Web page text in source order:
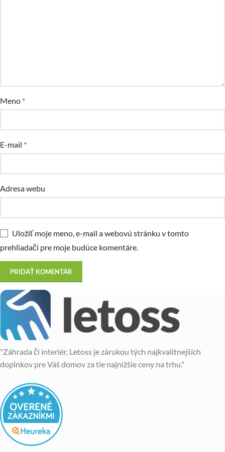
Meno *
E-mail *
Adresa webu
Uložiť moje meno, e-mail a webovú stránku v tomto
prehliadači pre moje budúce komentáre.
"Záhrada či interiér, Letoss je zárukou tých najkvalitnejších
doplnkov pre Váš domov za tie najnižšie ceny na trhu."